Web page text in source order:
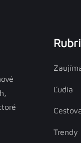
Ľudia
Trendy